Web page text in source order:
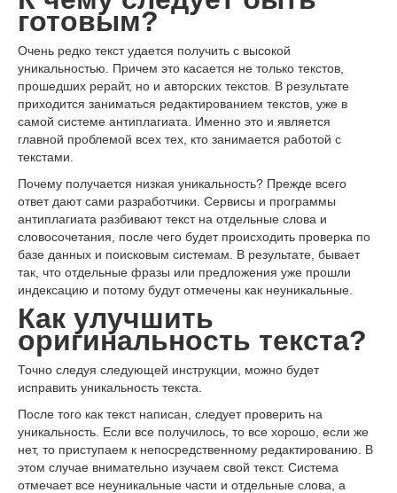
готовым?
Очень редко текст удается получить с высокой
уникальностью. Причем это касается не только текстов,
прошедших рерайт, но и авторских текстов. В результате
приходится заниматься редактированием текстов, уже в
самой системе антиплагиата. Именно это и является
главной проблемой всех тех, кто занимается работой с
текстами.
Почему получается низкая уникальность? Прежде всего
ответ дают сами разработчики. Сервисы и программы
антиплагиата разбивают текст на отдельные слова и
словосочетания, после чего будет происходить проверка по
базе данных и поисковым системам. В результате, бывает
так, что отдельные фразы или предложения уже прошли
индексацию и потому будут отмечены как неуникальные.
Как улучшить
оригинальность текста?
Точно следуя следующей инструкции, можно будет
исправить уникальность текста.
После того как текст написан, следует проверить на
уникальность. Если все получилось, то все хорошо, если же
нет, то приступаем к непосредственному редактированию. В
этом случае внимательно изучаем свой текст. Система
отмечает все неуникальные части и отдельные слова, а